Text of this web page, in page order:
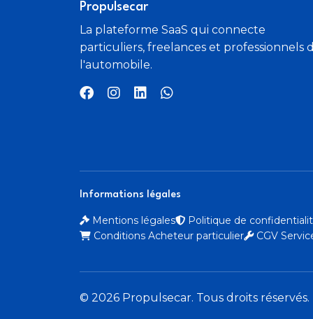
Propulsecar
La plateforme SaaS qui connecte
particuliers, freelances et professionnels
l'automobile.
Informations légales
Mentions légales
Politique de
Conditions Acheteur particulier
CGV
© 2026 Propulsecar. Tous droits réservés.